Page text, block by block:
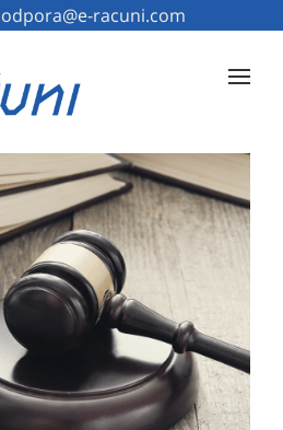
racuni.com
racuni.com